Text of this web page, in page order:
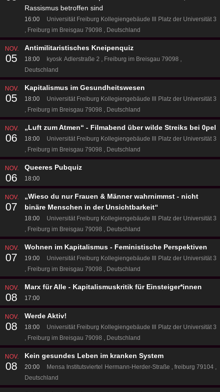
Rassismus betroffen sind
16:00 Universität Freiburg Kollegiengebäude III Platz der Universität 3
Freiburg im Breisgau 79098
Deutschland
NOV.
05
Antimilitaristisches Kneipenquiz
18:00 kyosk Adlerstraße 2
Freiburg im Breisgau 79098
Deutschland
NOV.
05
Kapitalismus im Gesundheitswesen
18:00 Universität Freiburg Kollegiengebäude III Platz der Universität 3
Freiburg im Breisgau 79098
Deutschland
NOV.
06
„Luft zum Atmen“ - Filmabend über wilde Streiks bei 0pel
18:00 Universität Freiburg Kollegiengebäude III Platz der Universität 3
Freiburg im Breisgau 79098
Deutschland
NOV.
06
Queeres Pubquiz
18:00
NOV.
07
„Wieso du nur Frauen & Männer wahrnimmst - nicht
binäre Menschen in der Unsichtbarkeit“
18:00 Universität Freiburg Kollegiengebäude III Platz der Universität 3
Freiburg im Breisgau 79098
Deutschland
NOV.
07
Wohnen im Kapitalismus - Feministische Perspektiven
19:00 Universität Freiburg Kollegiengebäude III Platz der Universität 3
Freiburg im Breisgau 79098
Deutschland
NOV.
08
Marx für Alle - Kapitalismuskritik für Einsteiger*innen
17:00
NOV.
08
Werde Aktiv!
18:00 Universität Freiburg Kollegiengebäude III Platz der Universität 3
Freiburg im Breisgau 79098
Deutschland
NOV.
08
Kein gesundes Leben im kranken System
20:00 Mensa Institutsviertel Hermann-Herder-Straße
freiburg 79104
Deutschland